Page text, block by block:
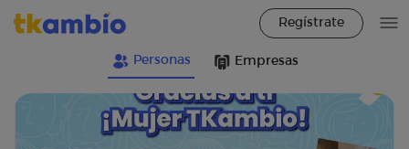
Regístrate
Personas Empresas